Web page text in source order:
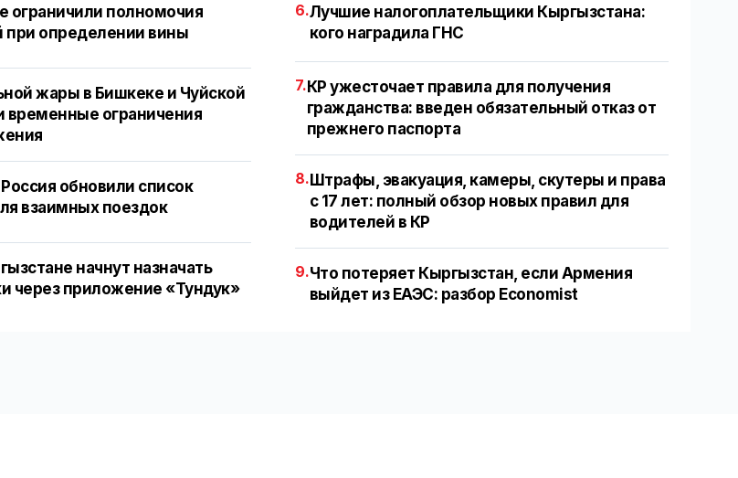
ограничили полномочия
при определении вины
жары в Бишкеке и Чуйской
временные ограничения
обновили список
взаимных поездок
начнут назначать
через приложение «Тундук»
6.Лучшие налогоплательщики Кыргызстана:
кого наградила ГНС
7. КР ужесточает правила для получения
гражданства: введен обязательный отказ от
прежнего паспорта
8. Штрафы, эвакуация, камеры, скутеры и права
с 17 лет: полный обзор новых правил для
водителей в КР
9.Что потеряет Кыргызстан, если Армения
выйдет из ЕАЭС: разбор Economist